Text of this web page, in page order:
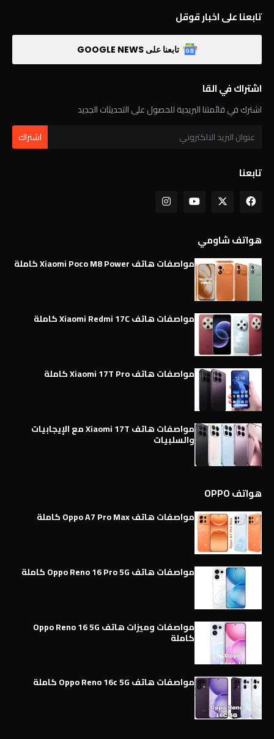
تابعنا على اخبار قوقل
تابعنا على GOOGLE NEWS
اشتراك في القا
اشترك في قائمتنا البريدية للحصول على التحديثات الجديد
تابعنا
هواتف شاومي
مواصفات هاتف Xiaomi Poco M8 Power كاملة
مواصفات هاتف Xiaomi Redmi 17C كاملة
مواصفات هاتف Xiaomi 17T Pro كاملة
مواصفات هاتف Xiaomi 17T مع الإيجابيات
والسلبيات
هواتف OPPO
مواصفات هاتف Oppo A7 Pro Max كاملة
مواصفات هاتف Oppo Reno 16 Pro 5G كاملة
مواصفات وميزات هاتف Oppo Reno 16 5G
كاملة
مواصفات هاتف Oppo Reno 16c 5G كاملة